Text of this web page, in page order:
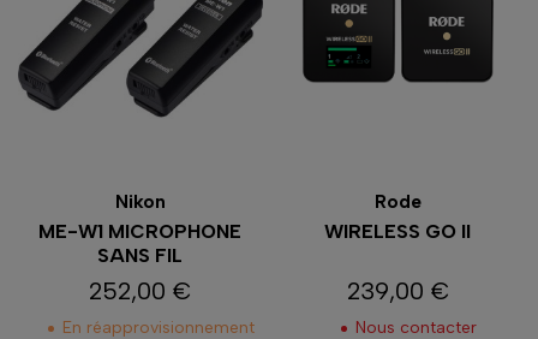
Nikon
ME-W1 MICROPHONE
SANS FIL
Prix
252,00 €
En réapprovisionnement
Rode
WIRELESS GO II
Prix
239,00 €
Nous contacter